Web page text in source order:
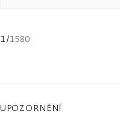
1/1580
UPOZORNĚNÍ